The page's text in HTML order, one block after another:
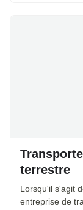
terrestre
Lorsqu'il s'agit
entreprise de